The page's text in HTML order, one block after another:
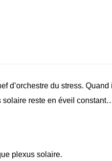
d’orchestre du stress.
solaire reste en éveil
plexus solaire.